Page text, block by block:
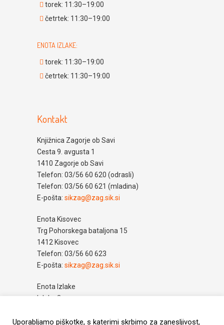
torek: 11:30–19:00
četrtek: 11:30–19:00
ENOTA IZLAKE:
torek: 11:30–19:00
četrtek: 11:30–19:00
Kontakt
Knjižnica Zagorje ob Savi
Cesta 9. avgusta 1
1410 Zagorje ob Savi
Telefon: 03/56 60 620 (odrasli)
Telefon: 03/56 60 621 (mladina)
E-pošta: sikzag@zag.sik.si
Enota Kisovec
Trg Pohorskega bataljona 15
1412 Kisovec
Telefon: 03/56 60 623
E-pošta: sikzag@zag.sik.si
Enota Izlake
Izlake 3
Telefon: 03/56 79 330
Uporabljamo piškotke, s katerimi skrbimo za zanesljivost,